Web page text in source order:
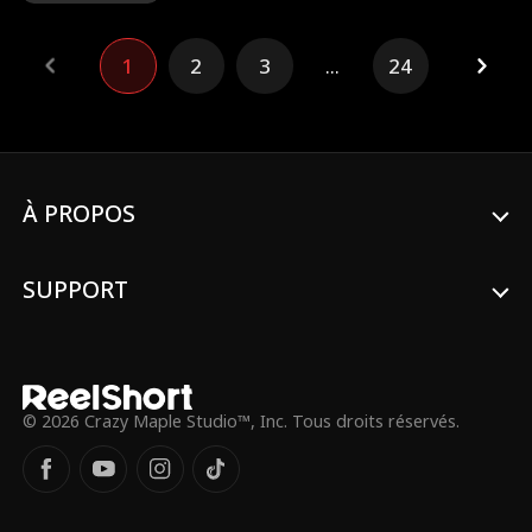
venger, elle décide de se marier, seulement
pour réaliser qu'elle a épousé la mauvaise
personne. Elle demande immédiatement le
1 2 3 ... 24
À PROPOS
SUPPORT
© 2026 Crazy Maple Studio™, Inc. Tous droits réservés.